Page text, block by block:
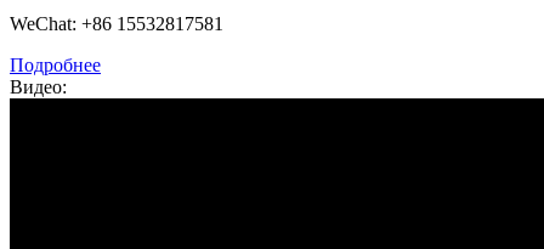
WeChat: +86 15532817581
Подробнее
Видео: